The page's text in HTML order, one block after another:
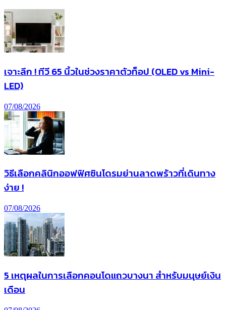
เจาะลึก ! ทีวี 65 นิ้วในช่วงราคาตัวท็อป (OLED vs Mini-
LED)
07/08/2026
วิธีเลือกคลินิกออฟฟิศซินโดรมย่านลาดพร้าวที่เดินทาง
ง่าย !
07/08/2026
5 เหตุผลในการเลือกคอนโดแถวบางนา สำหรับมนุษย์เงิน
เดือน